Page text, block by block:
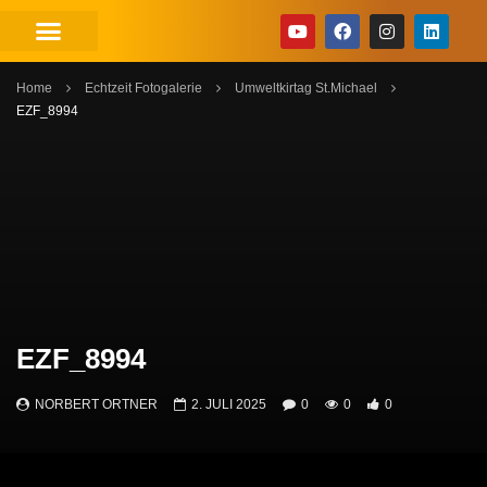
Home Echtzeit Fotogalerie
Umweltkirtag St.Michael
EZF_8994
EZF_8994
NORBERT ORTNER 2. JULI 2025 0 0 0